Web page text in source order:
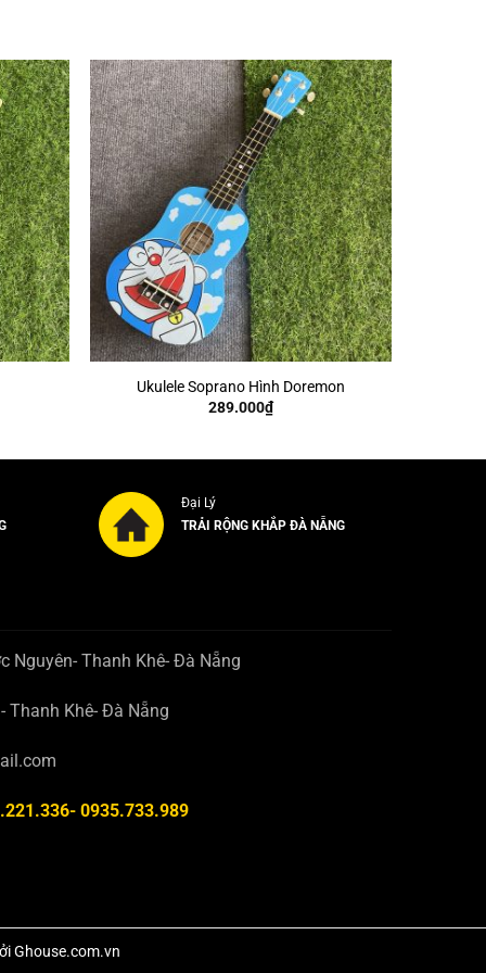
+
Ukulele Soprano Hình Doremon
289.000₫
Đại Lý
TRẢI RỘNG KHẮP ĐÀ NẴNG
Nguyên- Thanh Khê- Đà Nẵng
Thanh Khê- Đà Nẵng
0935.733.989
Ghouse.com.vn